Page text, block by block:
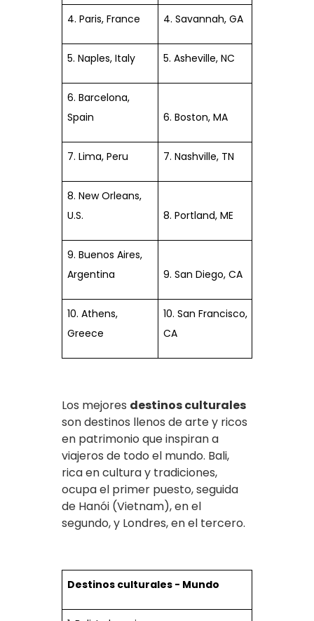
4. Paris, France 4. Savannah, GA
5. Naples, Italy 5. Asheville, NC
6. Barcelona,
Spain
6. Boston, MA
7. Lima, Peru 7. Nashville, TN
8. New Orleans,
U.S.
8. Portland, ME
9. Buenos Aires,
Argentina
9. San Diego, CA
10. Athens,
Greece
10. San Francisco,
CA
Los mejores destinos culturales
son destinos llenos de arte y ricos
en patrimonio que inspiran a
viajeros de todo el mundo. Bali,
rica en cultura y tradiciones,
ocupa el primer puesto, seguida
de Hanói (Vietnam), en el
segundo, y Londres, en el tercero.
Destinos culturales - Mundo